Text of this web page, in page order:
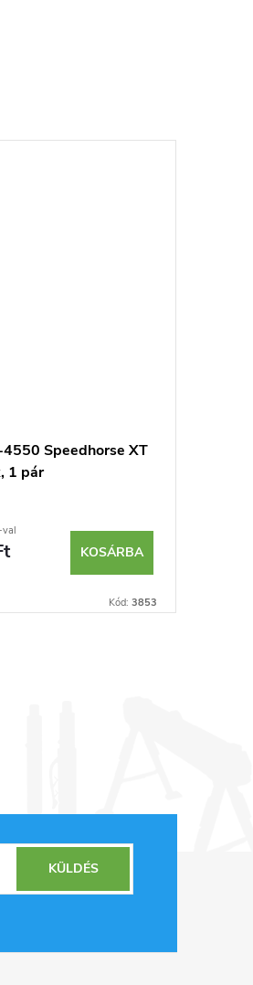
4550 Speedhorse XT
1 pár
KOSÁRBA
Kód: 3853
KÜLDÉS